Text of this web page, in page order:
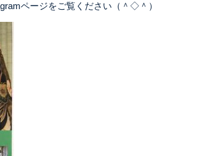
ページをご覧ください（＾◇＾）